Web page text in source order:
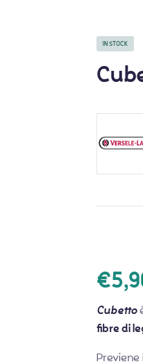
IN STOCK
€
Cubetto
fibre di